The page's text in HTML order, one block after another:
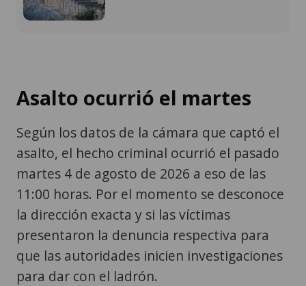
Asalto ocurrió el martes
Según los datos de la cámara que captó el
asalto, el hecho criminal ocurrió el pasado
martes 4 de agosto de 2026 a eso de las
11:00 horas. Por el momento se desconoce
la dirección exacta y si las víctimas
presentaron la denuncia respectiva para
que las autoridades inicien investigaciones
para dar con el ladrón.